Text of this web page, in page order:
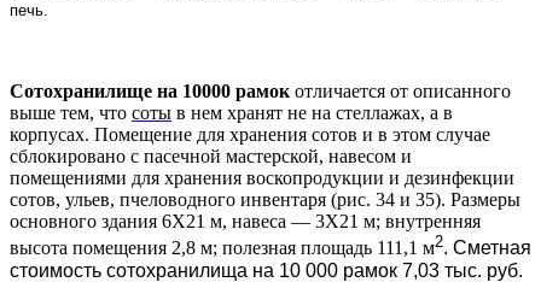
печь.
Сотохранилище на 10000 рамокотличается от описанного
выше тем, что соты в нем хранят не на стеллажах, а в
корпусах. Помещение для хранения сотов и в этом случае
сблокировано с пасечной мастерской, навесом и
помещениями для хранения воскопродукции и дезинфекции
сотов, ульев, пчеловодного инвентаря (рис. 34 и 35). Размеры
основного здания 6X21 м, навеса — 3X21 м; внутренняя
высота помещения 2,8 м; полезная площадь 111,1 м2. Сметная
стоимость сотохранилища на 10 000 рамок 7,03 тыс. руб.